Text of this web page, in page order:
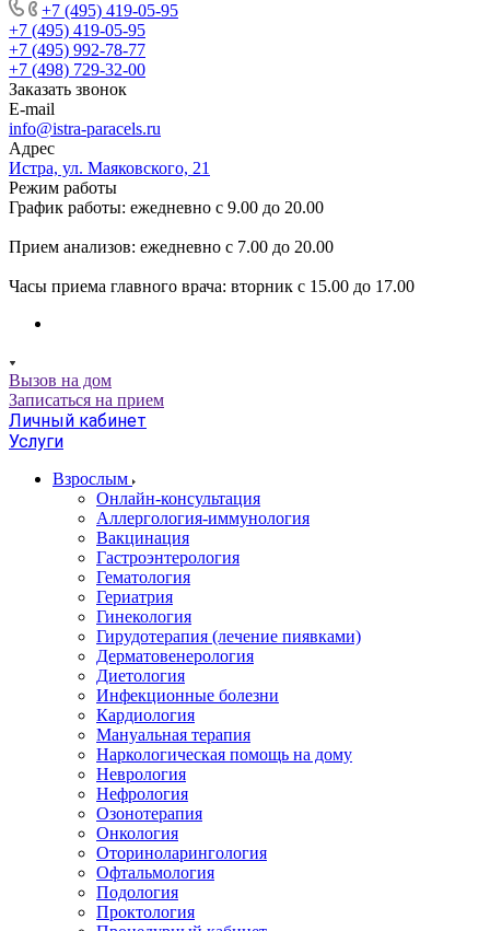
+7 (495) 419-05-95
+7 (495) 419-05-95
+7 (495) 992-78-77
+7 (498) 729-32-00
Заказать звонок
E-mail
info@istra-paracels.ru
Адрес
Истра, ул. Маяковского, 21
Режим работы
График работы: ежедневно с 9.00 до 20.00
Прием анализов: ежедневно с 7.00 до 20.00
Часы приема главного врача: вторник с 15.00 до 17.00
Вызов на дом
Записаться на прием
Личный кабинет
Услуги
Взрослым
Онлайн-консультация
Аллергология-иммунология
Вакцинация
Гастроэнтерология
Гематология
Гериатрия
Гинекология
Гирудотерапия (лечение пиявками)
Дерматовенерология
Диетология
Инфекционные болезни
Кардиология
Мануальная терапия
Наркологическая помощь на дому
Неврология
Нефрология
Озонотерапия
Онкология
Оториноларингология
Офтальмология
Подология
Проктология